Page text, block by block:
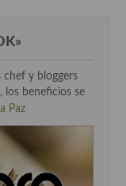
chef y bloggers
los beneficios se
Paz